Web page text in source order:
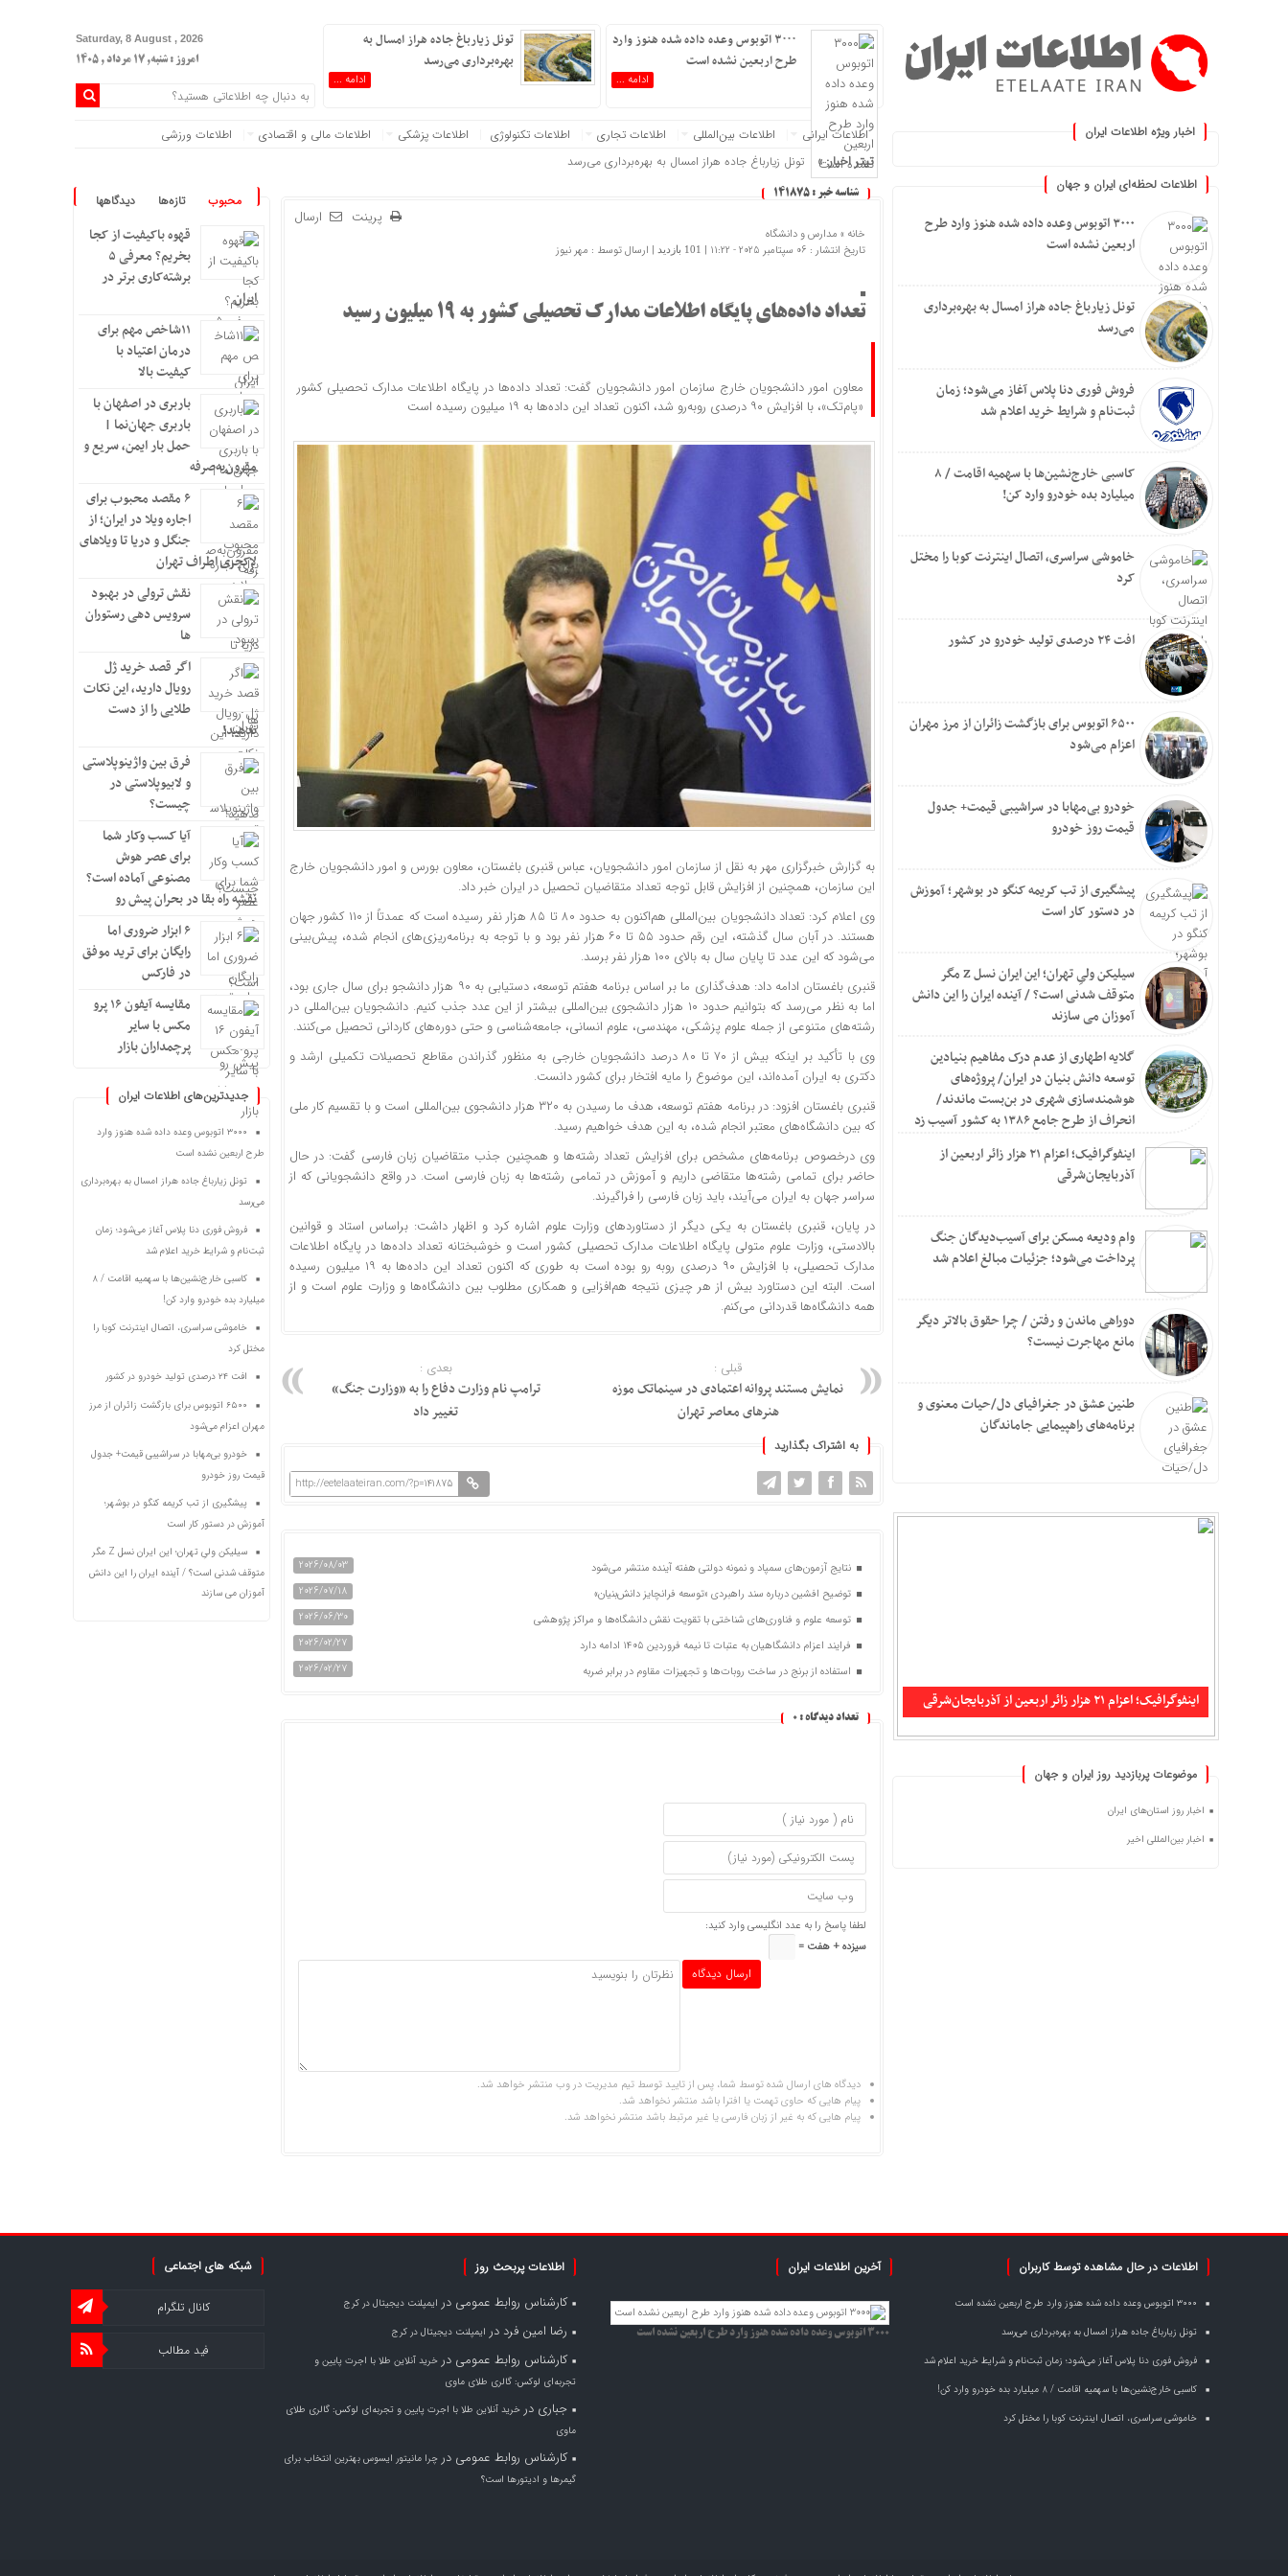
اخبار ویژه اطلاعات ایران
.: با اطلاعات ایران، اطلاعات خود را به‌روز کنید :.
اطلاعات لحظه‌ای ایران و جهان
۳۰۰۰ اتوبوس وعده داده شده هنوز وارد طرح
اربعین نشده است
تونل زیارباغ جاده هراز امسال به بهره‌برداری
می‌رسد
فروش فوری دنا پلاس آغاز می‌شود؛ زمان
ثبت‌نام و شرایط خرید اعلام شد
کاسبی خارج‌نشین‌ها با سهمیه اقامت / ۸
میلیارد بده خودرو وارد کن!
خاموشی سراسری، اتصال اینترنت کوبا را مختل
کرد
افت ۲۴ درصدی تولید خودرو در کشور
۶۵۰۰ اتوبوس برای بازگشت زائران از مرز مهران
اعزام می‌شود
خودرو بی‌مهابا در سراشیبی قیمت+ جدول
قیمت روز خودرو
پیشگیری از تب کریمه کنگو در بوشهر؛ آموزش
در دستور کار است
سیلیکن ولیِ تهران؛ این ایران نسل Z مگر
متوقف شدنی است؟ / آینده ایران را این دانش
آموزان می سازند
گلایه اطهاری از عدم درک مفاهیم بنیادین
توسعه دانش بنیان در ایران/ پروژه‌های
هوشمندسازی شهری در بن‌بست ماندند/
انحراف از طرح جامع ۱۳۸۶ به کشور آسیب زد
اینفوگرافیک؛ اعزام ۲۱ هزار زائر اربعین از
آذربایجان‌شرقی
وام ودیعه مسکن برای آسیب‌دیدگان جنگ
پرداخت می‌شود؛ جزئیات مبالغ اعلام شد
دوراهی ماندن و رفتن / چرا حقوق بالاتر دیگر
مانع مهاجرت نیست؟
طنین عشق در جغرافیای دل/حیات معنوی و
برنامه‌های راهپیمایی جاماندگان
جاسک
موضوعات پربازدید روز ایران و جهان
اخبار روز استان‌های ایران
اخبار بین‌المللی اخیر
۳۰۰۰ اتوبوس وعده داده شده هنوز وارد
طرح اربعین نشده است
ادامه ...
تونل زیارباغ جاده هراز امسال به
بهره‌برداری می‌رسد
ادامه ...
Saturday, 8 August , 2026
امروز : شنبه, ۱۷ مرداد , ۱۴۰۵
اطلاعات‌ ‎ایرانی اطلاعات بین‌المللی اطلاعات تجاری اطلاعات تکنولوژی اطلاعات پزشکی اطلاعات مالی و اقتصادی اطلاعات ورزشی
تیتر اخبار: » تونل زیارباغ جاده هراز امسال به بهره‌برداری می‌رسد
شناسه خبر : 141875
ارسال پرینت
خانه » مدارس و دانشگاه
تاریخ انتشار : 06 سپتامبر 2025 - 11:22 |
101 بازدید | ارسال توسط : مهر نیوز
تعداد داده‌های پایگاه اطلاعات مدارک تحصیلی کشور به ۱۹ میلیون رسید
معاون امور دانشجویان خارج سازمان امور دانشجویان گفت: تعداد داده‌ها در پایگاه اطلاعات مدارک تحصیلی کشور
«پام‌تک»، با افزایش ۹۰ درصدی روبه‌رو شد، اکنون تعداد این داده‌ها به ۱۹ میلیون رسیده است
به گزارش خبرگزاری مهر به نقل از سازمان امور دانشجویان، عباس قنبری باغستان، معاون بورس و امور دانشجویان خارج
این سازمان، همچنین از افزایش قابل توجه تعداد متقاضیان تحصیل در ایران خبر داد.
وی اعلام کرد: تعداد دانشجویان بین‌المللی هم‌اکنون به حدود ۸۰ تا ۸۵ هزار نفر رسیده است که عمدتاً از ۱۱۰ کشور جهان
هستند. در آبان سال گذشته، این رقم حدود ۵۵ تا ۶۰ هزار نفر بود و با توجه به برنامه‌ریزی‌های انجام شده، پیش‌بینی
می‌شود که این عدد تا پایان سال به بالای ۱۰۰ هزار نفر برسد.
قنبری باغستان ادامه داد: هدف‌گذاری ما بر اساس برنامه هفتم توسعه، دستیابی به ۹۰ هزار دانشجو برای سال جاری بود،
اما به نظر می‌رسد که بتوانیم حدود ۱۰ هزار دانشجوی بین‌المللی بیشتر از این عدد جذب کنیم. دانشجویان بین‌المللی در
رشته‌های متنوعی از جمله علوم پزشکی، مهندسی، علوم انسانی، جامعه‌شناسی و حتی دوره‌های کاردانی تحصیل می‌کنند.
وی با تأکید بر اینکه بیش از ۷۰ تا ۸۰ درصد دانشجویان خارجی به منظور گذراندن مقاطع تحصیلات تکمیلی ارشد و
دکتری به ایران آمده‌اند، این موضوع را مایه افتخار برای کشور دانست.
قنبری باغستان افزود: در برنامه هفتم توسعه، هدف ما رسیدن به ۳۲۰ هزار دانشجوی بین‌المللی است و با تقسیم کار ملی
که بین دانشگاه‌های معتبر انجام شده، به این هدف خواهیم رسید.
وی درخصوص برنامه‌های مشخص برای افزایش تعداد رشته‌ها و همچنین جذب متقاضیان زبان فارسی گفت: در حال
حاضر برای تمامی رشته‌ها متقاضی داریم و آموزش در تمامی رشته‌ها به زبان فارسی است. در واقع دانشجویانی که از
سراسر جهان به ایران می‌آیند، باید زبان فارسی را فراگیرند.
در پایان، قنبری باغستان به یکی دیگر از دستاوردهای وزارت علوم اشاره کرد و اظهار داشت: براساس استاد و قوانین
بالادستی، وزارت علوم متولی پایگاه اطلاعات مدارک تحصیلی کشور است و خوشبختانه تعداد داده‌ها در پایگاه اطلاعات
مدارک تحصیلی، با افزایش ۹۰ درصدی روبه رو بوده است به طوری که اکنون تعداد این داده‌ها به ۱۹ میلیون رسیده
است. البته این دستاورد بیش از هر چیزی نتیجه هم‌افزایی و همکاری مطلوب بین دانشگاه‌ها و وزارت علوم است و از
همه دانشگاه‌ها قدردانی می‌کنم.
بعدی :
ترامپ نام وزارت دفاع را به «وزارت جنگ»
تغییر داد
قبلی :
نمایش مستند پروانه اعتمادی در سینماتک موزه
هنرهای معاصر تهران
به اشتراک بگذارید
http://eetelaateiran.com/?p=141875
نتایج آزمون‌های سمپاد و نمونه دولتی هفته آینده منتشر می‌شود
2026/08/03
توضیح افشین درباره سند راهبردی «توسعه فرانچایز دانش‌بنیان»
2026/07/18
توسعه علوم و فناوری‌های شناختی با تقویت نقش دانشگاه‌ها و مراکز پژوهشی
2026/06/30
فرایند اعزام دانشگاهیان به عتبات تا نیمه فروردین ۱۴۰۵ ادامه دارد
2026/02/27
استفاده از برنج در ساخت روبات‌ها و تجهیزات مقاوم در برابر ضربه
2026/02/27
تعداد دیدگاه : 0
لطفا پاسخ را به عدد انگلیسی وارد کنید:
سیزده + هفت =
دیدگاه های ارسال شده توسط شما، پس از تایید توسط تیم مدیریت در وب منتشر خواهد شد.
پیام هایی که حاوی تهمت یا افترا باشد منتشر نخواهد شد.
پیام هایی که به غیر از زبان فارسی یا غیر مرتبط باشد منتشر نخواهد شد.
محبوب تازه‌ها دیدگاهها
قهوه باکیفیت از کجا
بخریم؟ معرفی ۵
برشته‌کاری برتر در
ایران
۱۱شاخص مهم برای
درمان اعتیاد با
کیفیت بالا
باربری در اصفهان با
باربری جهان‌نما |
حمل بار ایمن، سریع و
مقرون‌به‌صرفه
۶ مقصد محبوب برای
اجاره ویلا در ایران؛ از
جنگل و دریا تا ویلاهای
لاکچری اطراف تهران
نقش ترولی در بهبود
سرویس دهی رستوران
ها
اگر قصد خرید ژل
رویال دارید، این نکات
طلایی را از دست
ندهید!
فرق بین واژینوپلاستی
و لابیوپلاستی در
چیست؟
آیا کسب وکار شما
برای عصر هوش
مصنوعی آماده است؟
نقشه راه بقا در بحران پیش رو
۶ ابزار ضروری اما
رایگان برای ترید موفق
در فارکس
مقایسه آیفون ۱۶ پرو
مکس با سایر
پرچمداران بازار
جدیدترین‌های اطلاعات ایران
۳۰۰۰ اتوبوس وعده داده شده هنوز وارد
طرح اربعین نشده است
تونل زیارباغ جاده هراز امسال به بهره‌برداری
می‌رسد
فروش فوری دنا پلاس آغاز می‌شود؛ زمان
ثبت‌نام و شرایط خرید اعلام شد
کاسبی خارج‌نشین‌ها با سهمیه اقامت / ۸
میلیارد بده خودرو وارد کن!
خاموشی سراسری، اتصال اینترنت کوبا را
مختل کرد
افت ۲۴ درصدی تولید خودرو در کشور
۶۵۰۰ اتوبوس برای بازگشت زائران از مرز
مهران اعزام می‌شود
خودرو بی‌مهابا در سراشیبی قیمت+ جدول
قیمت روز خودرو
پیشگیری از تب کریمه کنگو در بوشهر؛
آموزش در دستور کار است
سیلیکن ولیِ تهران؛ این ایران نسل Z مگر
متوقف شدنی است؟ / آینده ایران را این دانش
آموزان می سازند
اطلاعات در حال مشاهده توسط کاربران
۳۰۰۰ اتوبوس وعده داده شده هنوز وارد طرح اربعین نشده است
تونل زیارباغ جاده هراز امسال به بهره‌برداری می‌رسد
فروش فوری دنا پلاس آغاز می‌شود؛ زمان ثبت‌نام و شرایط خرید اعلام شد
کاسبی خارج‌نشین‌ها با سهمیه اقامت / ۸ میلیارد بده خودرو وارد کن!
خاموشی سراسری، اتصال اینترنت کوبا را مختل کرد
آخرین اطلاعات ایران
۳۰۰۰ اتوبوس وعده داده شده هنوز وارد طرح اربعین نشده است
اطلاعات پربحث روز
کارشناس روابط عمومی در ایمپلنت دیجیتال در کرج
رضا امین فرد در ایمپلنت دیجیتال در کرج
کارشناس روابط عمومی درخرید آنلاین طلا با اجرت پایین و
تجربه‌ای لوکس: گالری طلای ماوی
جباری درخرید آنلاین طلا با اجرت پایین و تجربه‌ای لوکس: گالری طلای
ماوی
کارشناس روابط عمومی درچرا مانیتور ایسوس بهترین انتخاب برای
گیمرها و ادیتورها است؟
شبکه های اجتماعی
کانال تلگرام
فید مطالب